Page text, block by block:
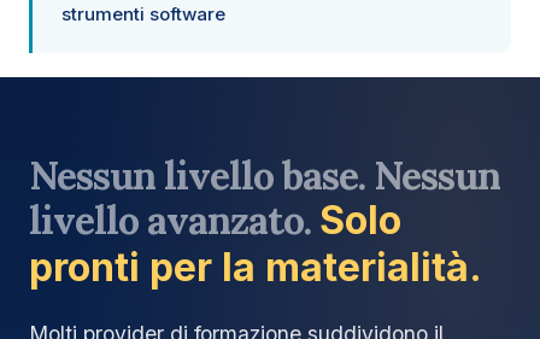
strumenti software
Nessun livello base. Nessun
livello avanzato. Solo
pronti per la materialità.